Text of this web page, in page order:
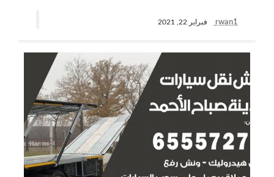
rwan1 فبراير 22, 2021